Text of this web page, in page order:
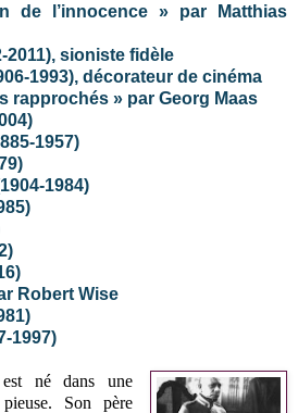
de l’innocence » par Matthias
2011), sioniste fidèle
1993), décorateur de cinéma
rapprochés » par Georg Maas
1957)
1984)
Robert Wise
1997)
né dans une
Son père